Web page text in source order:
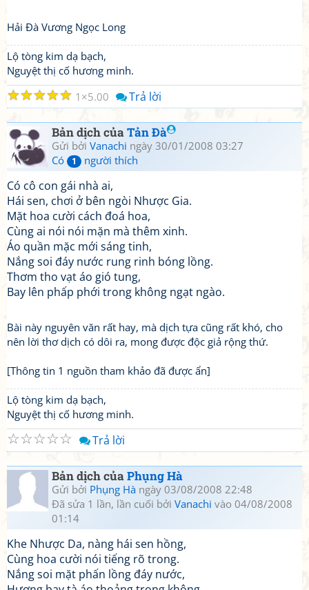
Hải Đà Vương Ngọc Long
Lộ tòng kim dạ bạch,
Nguyệt thị cố hương minh.
☆
☆
☆
☆
☆ 1 5.00 Trả lời
Bản dịch củaTản Đà
Gửi bởi Vanachi ngày 30/01/2008 03:27
Có
1 người thích
Có cô con gái nhà ai,
Hái sen, chơi ở bên ngòi Nhược Gia.
Mặt hoa cười cách đoá hoa,
Cùng ai nói nói mặn mà thêm xinh.
Áo quần mặc mới sáng tinh,
Nắng soi đáy nước rung rinh bóng lồng.
Thơm tho vạt áo gió tung,
Bay lên phấp phới trong không ngạt ngào.
Bài này nguyên văn rất hay, mà dịch tựa cũng rất khó, cho
nên lời thơ dịch có dôi ra, mong được độc giả rộng thứ.
[Thông tin 1 nguồn tham khảo đã được ẩn]
Lộ tòng kim dạ bạch,
Nguyệt thị cố hương minh.
☆
☆
☆
☆
☆ Trả lời
Bản dịch củaPhụng Hà
Gửi bởi Phụng Hà ngày 03/08/2008 22:48
Đã sửa 1 lần, lần cuối bởi Vanachi vào 04/08/2008
01:14
Khe Nhược Da, nàng hái sen hồng,
Cùng hoa cười nói tiếng rõ trong.
Nắng soi mặt phấn lồng đáy nước,